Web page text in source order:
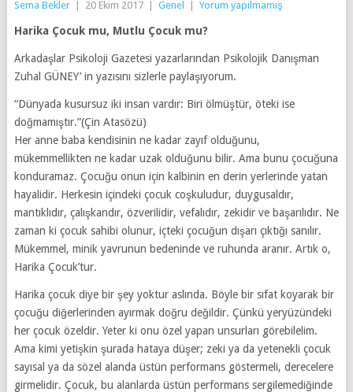
Sema Bekler 20 Ekim 2017 Genel Yorum yapılmamış
Harika Çocuk mu, Mutlu Çocuk mu?
Arkadaşlar Psikoloji Gazetesi yazarlarından Psikolojik Danışman
Zuhal GÜNEY’ in yazısını sizlerle paylaşıyorum.
“Dünyada kusursuz iki insan vardır: Biri ölmüştür, öteki ise
doğmamıştır.”(Çin Atasözü)
Her anne baba kendisinin ne kadar zayıf olduğunu,
mükemmellikten ne kadar uzak olduğunu bilir. Ama bunu çocuğuna
konduramaz. Çocuğu onun için kalbinin en derin yerlerinde yatan
hayalidir. Herkesin içindeki çocuk coşkuludur, duygusaldır,
mantıklıdır, çalışkandır, özverilidir, vefalıdır, zekidir ve başarılıdır. Ne
zaman ki çocuk sahibi olunur, içteki çocuğun dışarı çıktığı sanılır.
Mükemmel, minik yavrunun bedeninde ve ruhunda aranır. Artık o,
Harika Çocuk’tur.
Harika çocuk diye bir şey yoktur aslında. Böyle bir sıfat koyarak bir
çocuğu diğerlerinden ayırmak doğru değildir. Çünkü yeryüzündeki
her çocuk özeldir. Yeter ki onu özel yapan unsurları görebilelim.
Ama kimi yetişkin şurada hataya düşer; zeki ya da yetenekli çocuk
sayısal ya da sözel alanda üstün performans göstermeli, derecelere
girmelidir. Çocuk, bu alanlarda üstün performans sergilemediğinde